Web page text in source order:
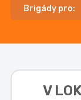
Brigády pro:
V